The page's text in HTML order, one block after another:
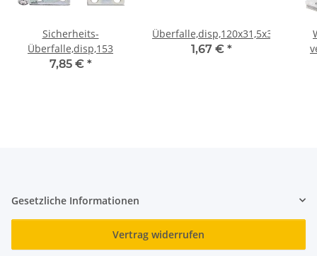
Sicherheits-
Überfalle,disp,153
7,85 € *
Überfalle,disp,120x31,5x35x43
1,67 € *
Gesetzliche Informationen
Vertrag widerrufen